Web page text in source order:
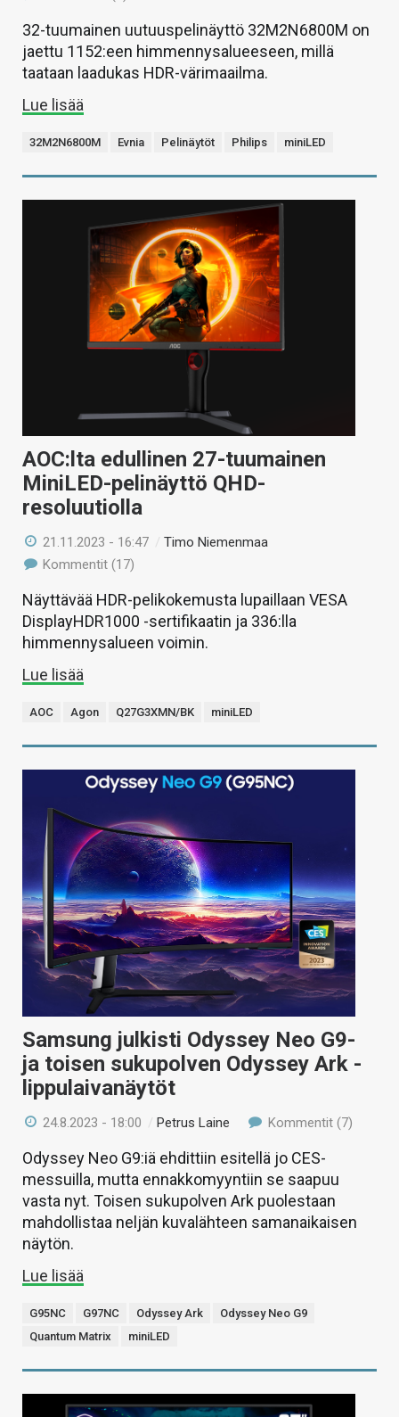
32-tuumainen uutuuspelinäyttö 32M2N6800M on
jaettu 1152:een himmennysalueeseen, millä
taataan laadukas HDR-värimaailma.
Lue lisää
32M2N6800M Evnia Pelinäytöt Philips miniLED
AOC:lta edullinen 27-tuumainen
MiniLED-pelinäyttö QHD-
resoluutiolla
21.11.2023 - 16:47 /Timo Niemenmaa
Kommentit (17)
Näyttävää HDR-pelikokemusta lupaillaan VESA
DisplayHDR1000 -sertifikaatin ja 336:lla
himmennysalueen voimin.
Lue lisää
AOC Agon Q27G3XMN/BK miniLED
Samsung julkisti Odyssey Neo G9-
ja toisen sukupolven Odyssey Ark -
lippulaivanäytöt
24.8.2023 - 18:00 /Petrus Laine Kommentit (7)
Odyssey Neo G9:iä ehdittiin esitellä jo CES-
messuilla, mutta ennakkomyyntiin se saapuu
vasta nyt. Toisen sukupolven Ark puolestaan
mahdollistaa neljän kuvalähteen samanaikaisen
näytön.
Lue lisää
G95NC G97NC Odyssey Ark
Odyssey Neo G9
Quantum Matrix
miniLED